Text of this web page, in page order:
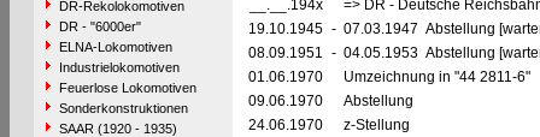
DR-Rekolokomotiven
DR - "6000er"
ELNA-Lokomotiven
Industrielokomotiven
Feuerlose Lokomotiven
Sonderkonstruktionen
SAAR (1920 - 1935)
__.__.194x
=> DR - Deutsche
19.10.1945 - 07.03.1947 Abstellung
08.09.1951 - 04.05.1953 Abstellung
01.06.1970
Umzeichnung in "44 2811-6"
09.06.1970
Abstellung
24.06.1970
z-Stellung